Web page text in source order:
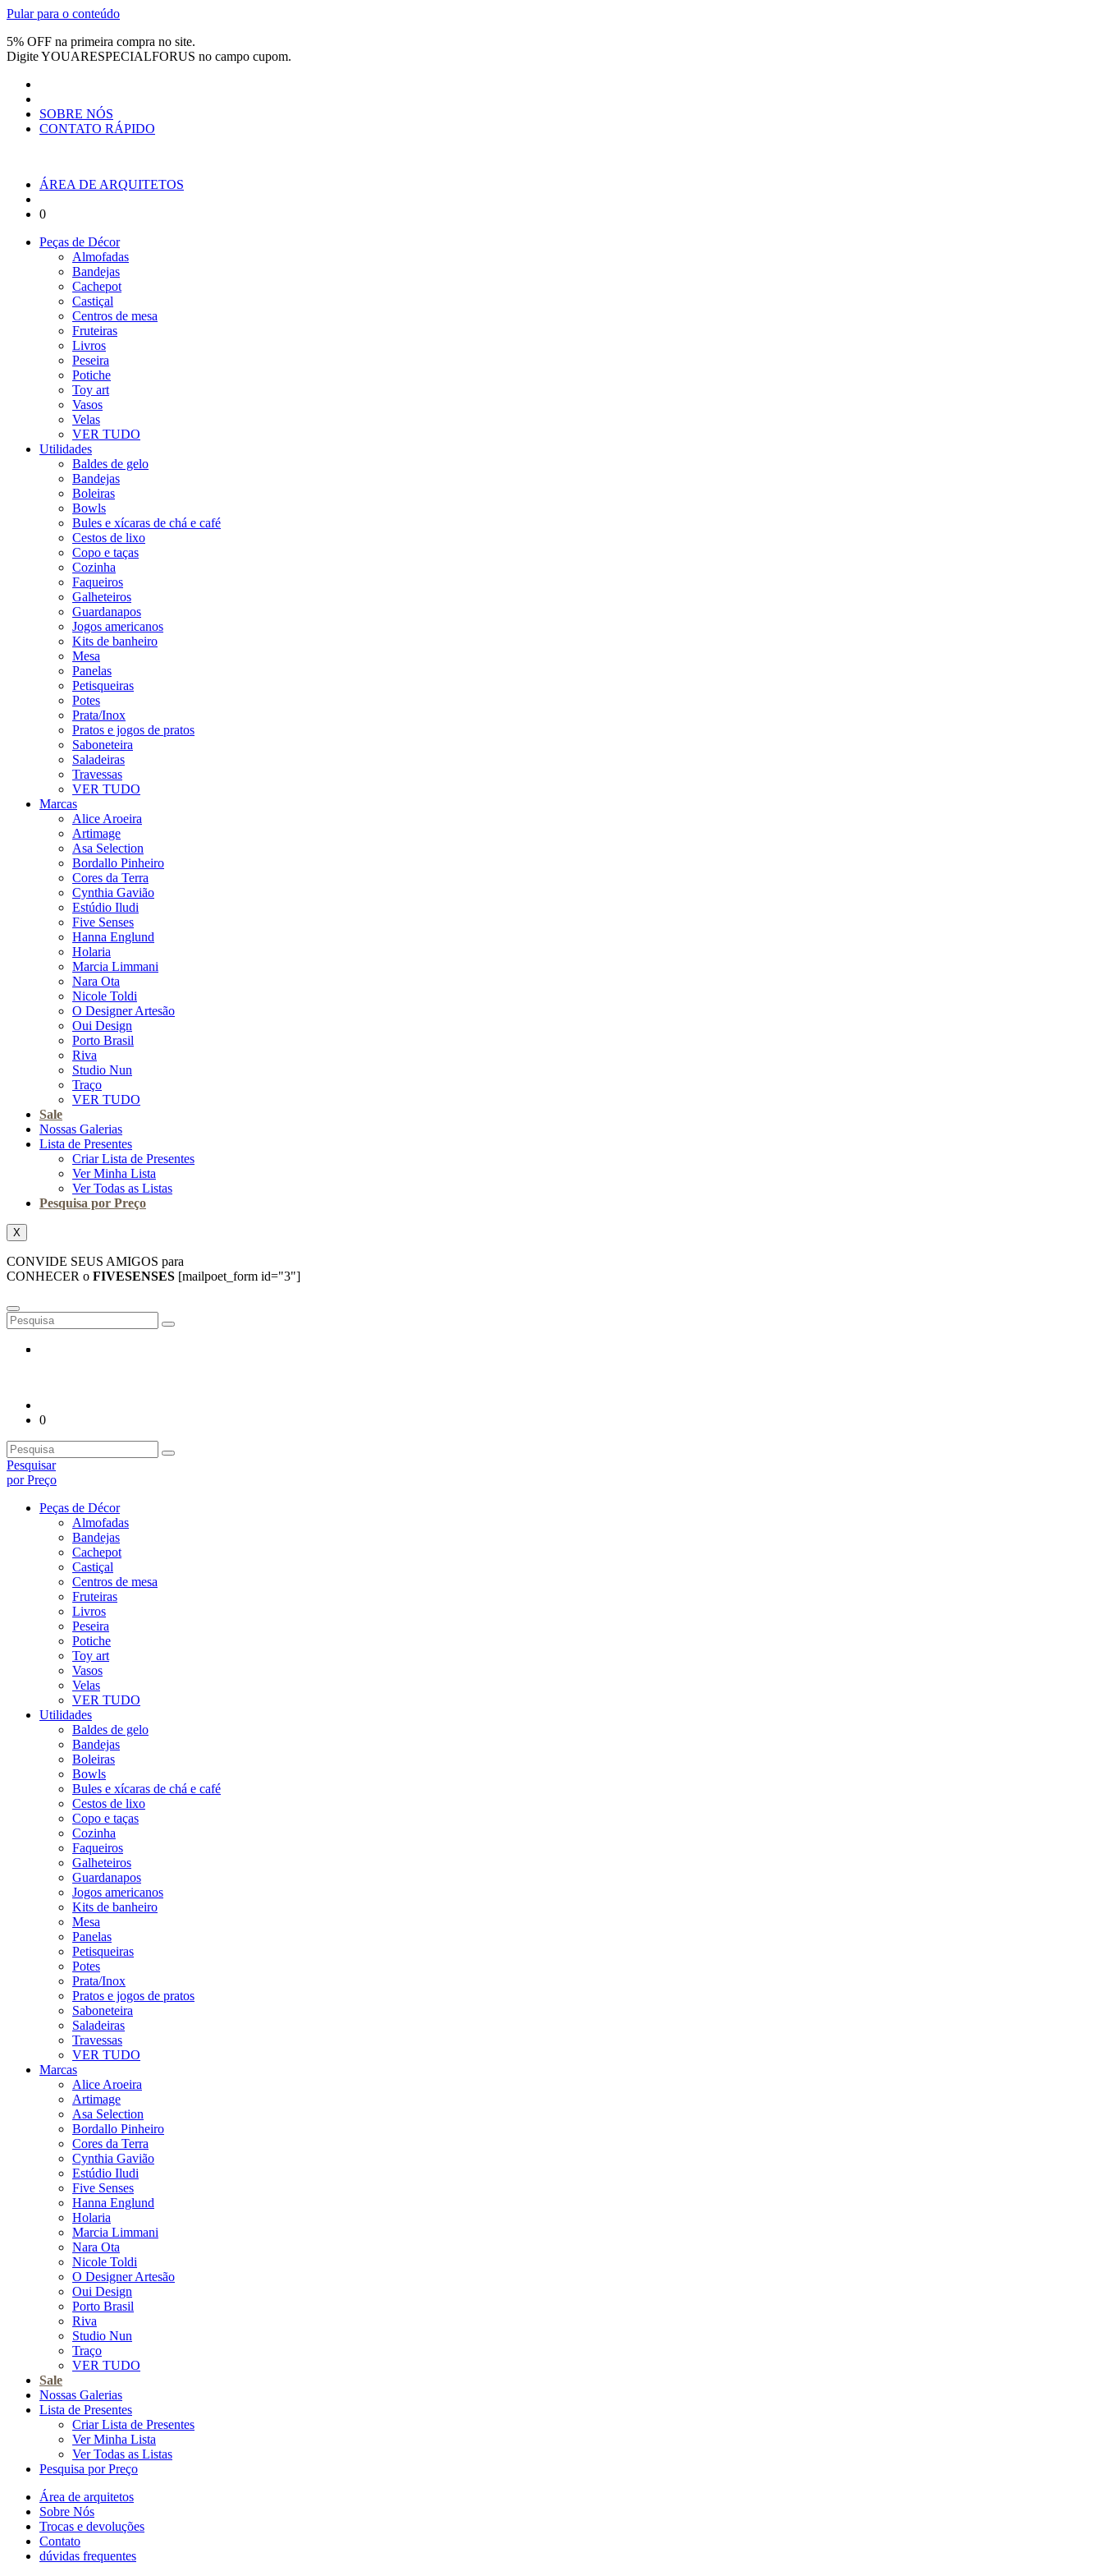
Pular para o conteúdo
5% OFF na primeira compra no site.
DigiteYOUARESPECIALFORUS no campo cupom.
SOBRE NÓS
CONTATO RÁPIDO
ÁREA DE ARQUITETOS
0
Peças de Décor
Almofadas
Bandejas
Cachepot
Castiçal
Centros de mesa
Fruteiras
Livros
Peseira
Potiche
Toy art
Vasos
Velas
VER TUDO
Utilidades
Baldes de gelo
Bandejas
Boleiras
Bowls
Bules e xícaras de chá e café
Cestos de lixo
Copo e taças
Cozinha
Faqueiros
Galheteiros
Guardanapos
Jogos americanos
Kits de banheiro
Mesa
Panelas
Petisqueiras
Potes
Prata/Inox
Pratos e jogos de pratos
Saboneteira
Saladeiras
Travessas
VER TUDO
Marcas
Alice Aroeira
Artimage
Asa Selection
Bordallo Pinheiro
Cores da Terra
Cynthia Gavião
Estúdio Iludi
Five Senses
Hanna Englund
Holaria
Marcia Limmani
Nara Ota
Nicole Toldi
O Designer Artesão
Oui Design
Porto Brasil
Riva
Studio Nun
Traço
VER TUDO
Sale
Nossas Galerias
Lista de Presentes
Criar Lista de Presentes
Ver Minha Lista
Ver Todas as Listas
Pesquisa por Preço
X
CONVIDE SEUS AMIGOS para
CONHECER o FIVESENSES [mailpoet_form id="3"]
0
Pesquisar
por Preço
Peças de Décor
Almofadas
Bandejas
Cachepot
Castiçal
Centros de mesa
Fruteiras
Livros
Peseira
Potiche
Toy art
Vasos
Velas
VER TUDO
Utilidades
Baldes de gelo
Bandejas
Boleiras
Bowls
Bules e xícaras de chá e café
Cestos de lixo
Copo e taças
Cozinha
Faqueiros
Galheteiros
Guardanapos
Jogos americanos
Kits de banheiro
Mesa
Panelas
Petisqueiras
Potes
Prata/Inox
Pratos e jogos de pratos
Saboneteira
Saladeiras
Travessas
VER TUDO
Marcas
Alice Aroeira
Artimage
Asa Selection
Bordallo Pinheiro
Cores da Terra
Cynthia Gavião
Estúdio Iludi
Five Senses
Hanna Englund
Holaria
Marcia Limmani
Nara Ota
Nicole Toldi
O Designer Artesão
Oui Design
Porto Brasil
Riva
Studio Nun
Traço
VER TUDO
Sale
Nossas Galerias
Lista de Presentes
Criar Lista de Presentes
Ver Minha Lista
Ver Todas as Listas
Pesquisa por Preço
Área de arquitetos
Sobre Nós
Trocas e devoluções
Contato
dúvidas frequentes